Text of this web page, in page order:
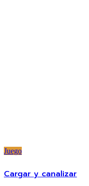
Juego
Cargar y canalizar